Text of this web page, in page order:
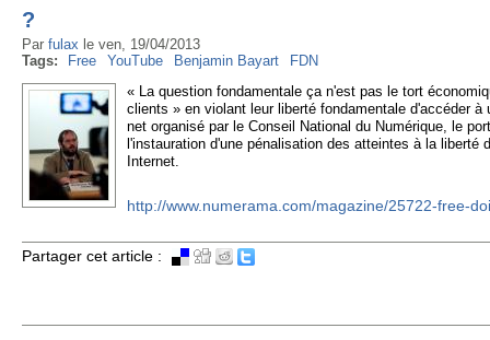
?
Par fulax le ven, 19/04/2013
Tags:
Free YouTube Benjamin Bayart
FDN
« La question fondamentale ça n'est pas le tort
clients » en violant leur liberté fondamentale d'accéder
net organisé par le Conseil National du Numérique, le
l'instauration d'une pénalisation des atteintes à la
Internet.
http://www.numerama.com/magazine/25722-free-
Partager cet article :